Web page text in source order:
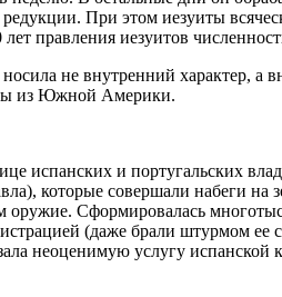
При этом иезуиты
правления иезуитов
не внутренний характер, а
из Южной Америки.
испанских и португальских
которые совершали набеги
Сформировалась
(даже брали штурмом
неоценимую услугу испанской